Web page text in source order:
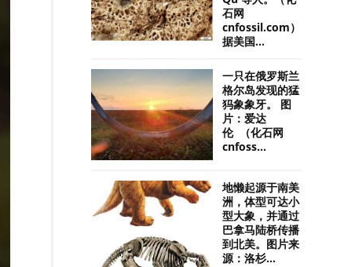
石网
cnfossil.com）
据美国...
一只在俄罗斯兰
格尔岛发现的猛
犸象象牙。 图
片：爱达
伦 （化石网
cnfoss...
地懒起源于南美
洲，体型可达小
型大象，并通过
巴拿马陆桥传播
到北美。图片来
源：洛杉...